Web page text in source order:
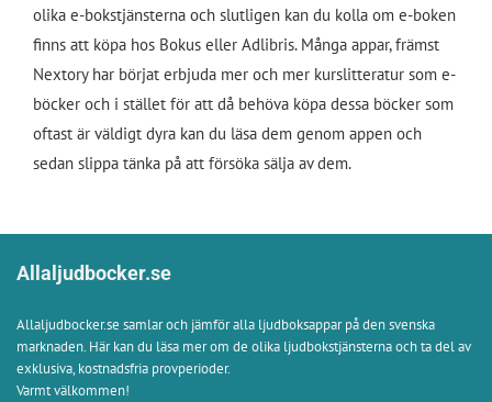
olika e-bokstjänsterna och slutligen kan du kolla om e-boken
finns att köpa hos Bokus eller Adlibris. Många appar, främst
Nextory har börjat erbjuda mer och mer kurslitteratur som e-
böcker och i stället för att då behöva köpa dessa böcker som
oftast är väldigt dyra kan du läsa dem genom appen och
sedan slippa tänka på att försöka sälja av dem.
Allaljudbocker.se
Allaljudbocker.se samlar och jämför alla ljudboksappar på den svenska
marknaden. Här kan du läsa mer om de olika ljudbokstjänsterna och ta del av
exklusiva, kostnadsfria provperioder.
Varmt välkommen!